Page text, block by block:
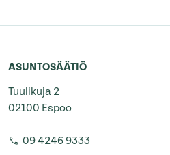
ASUNTOSÄÄTIÖ
Tuulikuja 2
02100 Espoo
09 4246 9333